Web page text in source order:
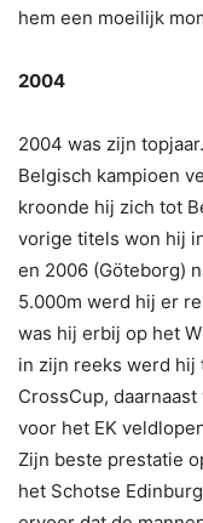
hem een moeilijk
2004
2004 was zijn
Belgisch kampioen
kroonde hij zich tot
vorige titels won hij
en 2006 (Göteborg)
5.000m werd hij er
was hij erbij op het
in zijn reeks werd hij
CrossCup,
voor het EK
Zijn beste prestatie
het Schotse